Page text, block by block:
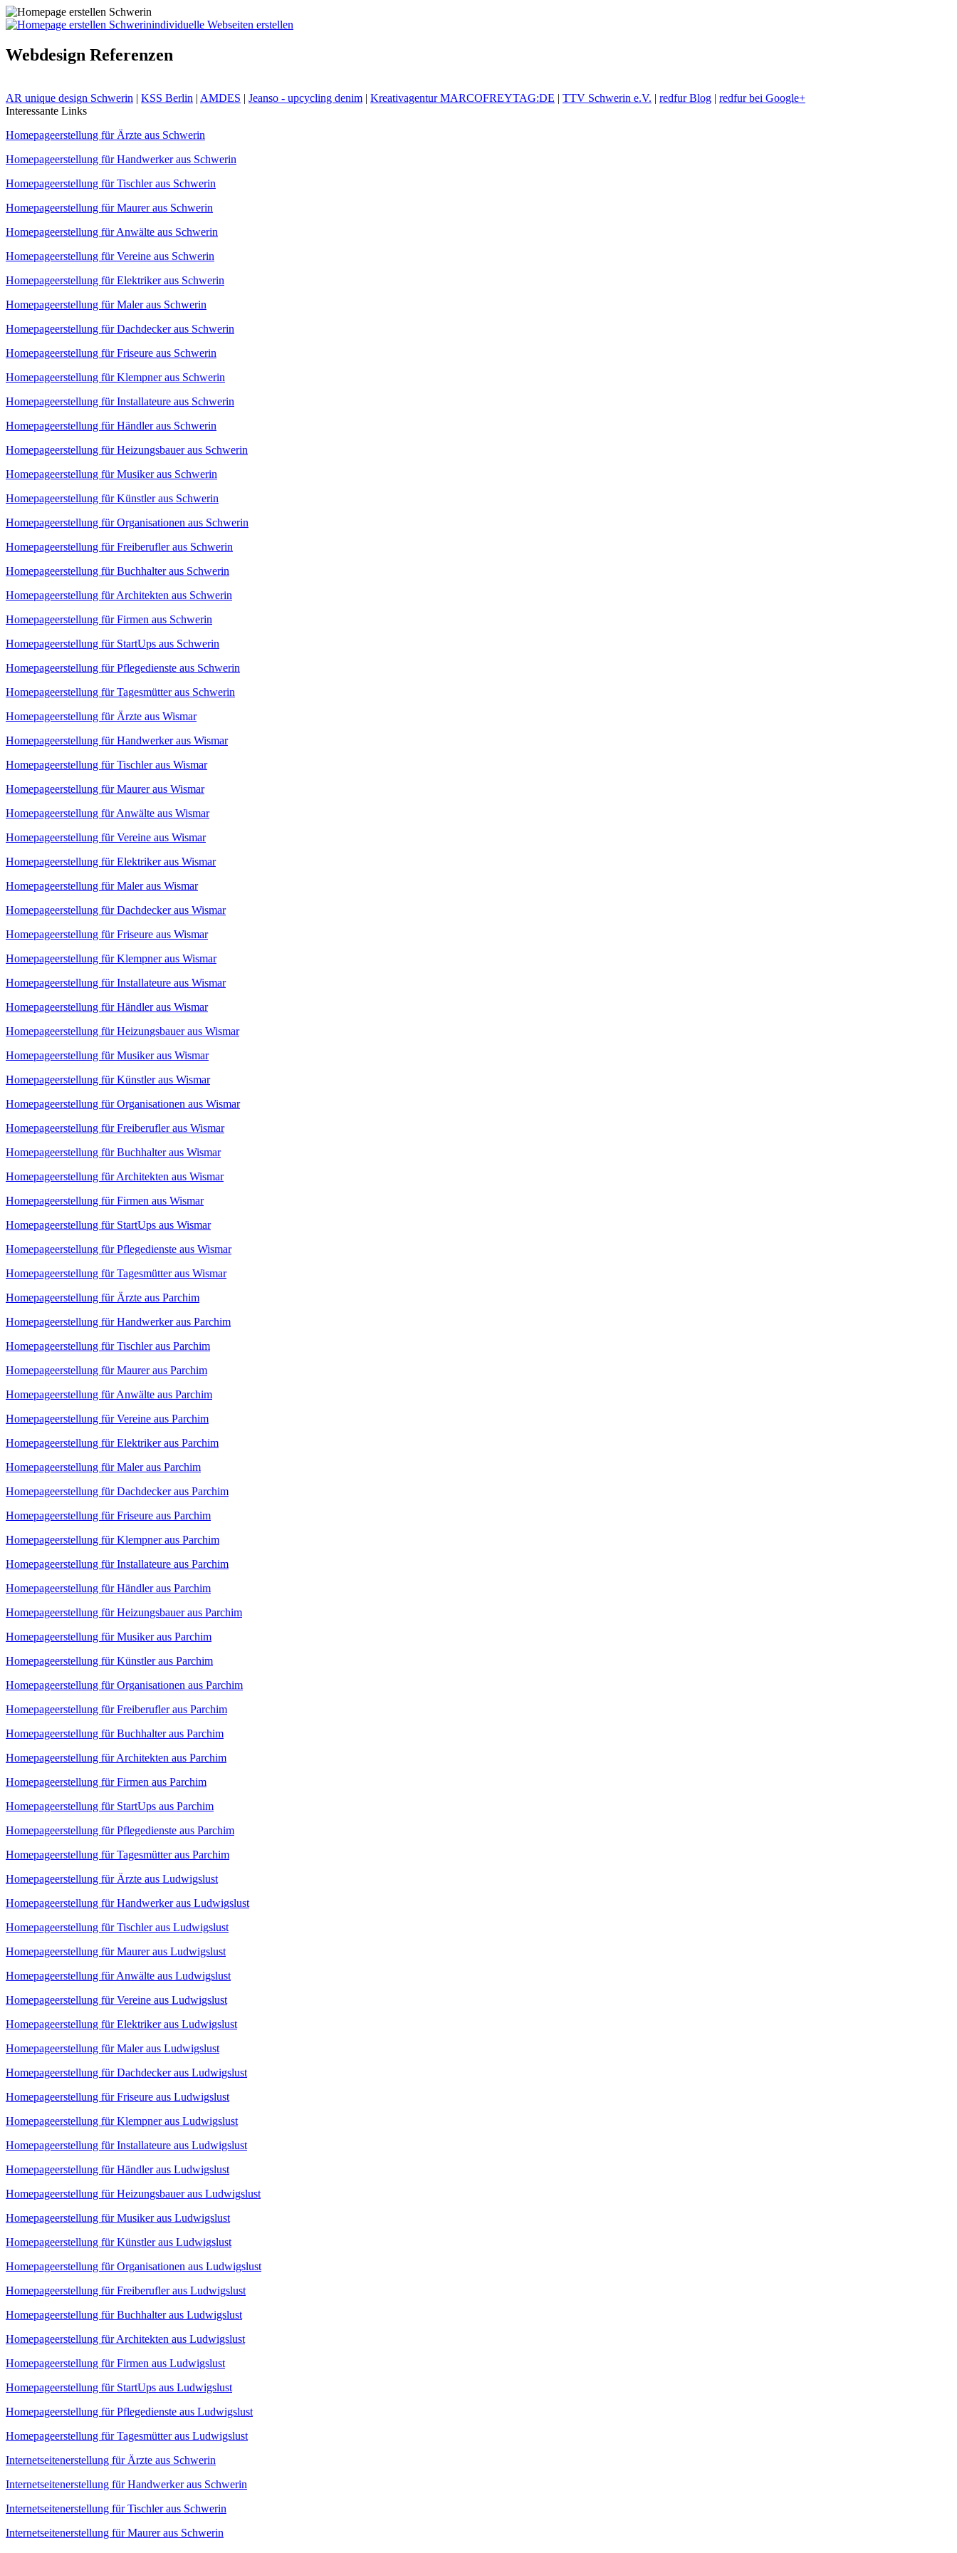
individuelle Webseiten erstellen
Webdesign Referenzen
AR unique design Schwerin | KSS Berlin | AMDES | Jeanso - upcycling denim | Kreativagentur MARCOFREYTAG:DE | TTV Schwerin e.V. | redfur Blog | redfur bei Google+
Interessante Links
Homepageerstellung für Ärzte aus Schwerin
Homepageerstellung für Handwerker aus Schwerin
Homepageerstellung für Tischler aus Schwerin
Homepageerstellung für Maurer aus Schwerin
Homepageerstellung für Anwälte aus Schwerin
Homepageerstellung für Vereine aus Schwerin
Homepageerstellung für Elektriker aus Schwerin
Homepageerstellung für Maler aus Schwerin
Homepageerstellung für Dachdecker aus Schwerin
Homepageerstellung für Friseure aus Schwerin
Homepageerstellung für Klempner aus Schwerin
Homepageerstellung für Installateure aus Schwerin
Homepageerstellung für Händler aus Schwerin
Homepageerstellung für Heizungsbauer aus Schwerin
Homepageerstellung für Musiker aus Schwerin
Homepageerstellung für Künstler aus Schwerin
Homepageerstellung für Organisationen aus Schwerin
Homepageerstellung für Freiberufler aus Schwerin
Homepageerstellung für Buchhalter aus Schwerin
Homepageerstellung für Architekten aus Schwerin
Homepageerstellung für Firmen aus Schwerin
Homepageerstellung für StartUps aus Schwerin
Homepageerstellung für Pflegedienste aus Schwerin
Homepageerstellung für Tagesmütter aus Schwerin
Homepageerstellung für Ärzte aus Wismar
Homepageerstellung für Handwerker aus Wismar
Homepageerstellung für Tischler aus Wismar
Homepageerstellung für Maurer aus Wismar
Homepageerstellung für Anwälte aus Wismar
Homepageerstellung für Vereine aus Wismar
Homepageerstellung für Elektriker aus Wismar
Homepageerstellung für Maler aus Wismar
Homepageerstellung für Dachdecker aus Wismar
Homepageerstellung für Friseure aus Wismar
Homepageerstellung für Klempner aus Wismar
Homepageerstellung für Installateure aus Wismar
Homepageerstellung für Händler aus Wismar
Homepageerstellung für Heizungsbauer aus Wismar
Homepageerstellung für Musiker aus Wismar
Homepageerstellung für Künstler aus Wismar
Homepageerstellung für Organisationen aus Wismar
Homepageerstellung für Freiberufler aus Wismar
Homepageerstellung für Buchhalter aus Wismar
Homepageerstellung für Architekten aus Wismar
Homepageerstellung für Firmen aus Wismar
Homepageerstellung für StartUps aus Wismar
Homepageerstellung für Pflegedienste aus Wismar
Homepageerstellung für Tagesmütter aus Wismar
Homepageerstellung für Ärzte aus Parchim
Homepageerstellung für Handwerker aus Parchim
Homepageerstellung für Tischler aus Parchim
Homepageerstellung für Maurer aus Parchim
Homepageerstellung für Anwälte aus Parchim
Homepageerstellung für Vereine aus Parchim
Homepageerstellung für Elektriker aus Parchim
Homepageerstellung für Maler aus Parchim
Homepageerstellung für Dachdecker aus Parchim
Homepageerstellung für Friseure aus Parchim
Homepageerstellung für Klempner aus Parchim
Homepageerstellung für Installateure aus Parchim
Homepageerstellung für Händler aus Parchim
Homepageerstellung für Heizungsbauer aus Parchim
Homepageerstellung für Musiker aus Parchim
Homepageerstellung für Künstler aus Parchim
Homepageerstellung für Organisationen aus Parchim
Homepageerstellung für Freiberufler aus Parchim
Homepageerstellung für Buchhalter aus Parchim
Homepageerstellung für Architekten aus Parchim
Homepageerstellung für Firmen aus Parchim
Homepageerstellung für StartUps aus Parchim
Homepageerstellung für Pflegedienste aus Parchim
Homepageerstellung für Tagesmütter aus Parchim
Homepageerstellung für Ärzte aus Ludwigslust
Homepageerstellung für Handwerker aus Ludwigslust
Homepageerstellung für Tischler aus Ludwigslust
Homepageerstellung für Maurer aus Ludwigslust
Homepageerstellung für Anwälte aus Ludwigslust
Homepageerstellung für Vereine aus Ludwigslust
Homepageerstellung für Elektriker aus Ludwigslust
Homepageerstellung für Maler aus Ludwigslust
Homepageerstellung für Dachdecker aus Ludwigslust
Homepageerstellung für Friseure aus Ludwigslust
Homepageerstellung für Klempner aus Ludwigslust
Homepageerstellung für Installateure aus Ludwigslust
Homepageerstellung für Händler aus Ludwigslust
Homepageerstellung für Heizungsbauer aus Ludwigslust
Homepageerstellung für Musiker aus Ludwigslust
Homepageerstellung für Künstler aus Ludwigslust
Homepageerstellung für Organisationen aus Ludwigslust
Homepageerstellung für Freiberufler aus Ludwigslust
Homepageerstellung für Buchhalter aus Ludwigslust
Homepageerstellung für Architekten aus Ludwigslust
Homepageerstellung für Firmen aus Ludwigslust
Homepageerstellung für StartUps aus Ludwigslust
Homepageerstellung für Pflegedienste aus Ludwigslust
Homepageerstellung für Tagesmütter aus Ludwigslust
Internetseitenerstellung für Ärzte aus Schwerin
Internetseitenerstellung für Handwerker aus Schwerin
Internetseitenerstellung für Tischler aus Schwerin
Internetseitenerstellung für Maurer aus Schwerin